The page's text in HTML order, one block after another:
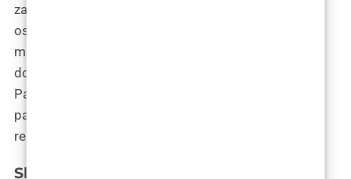
zahvata. Iako estetski zahvati obično nisu pokriveni
osnovnim zdravstvenim osiguranjem, neki pacijenti
mogu imati pravo na određene porezne olakšice ili
dodatno osiguranje koje može pokriti dio troškova.
Pažljivo istraživanje ovih opcija može pomoći
pacijentima da maksimaliziraju svoje financijske
resurse.
Skriveni troškovi